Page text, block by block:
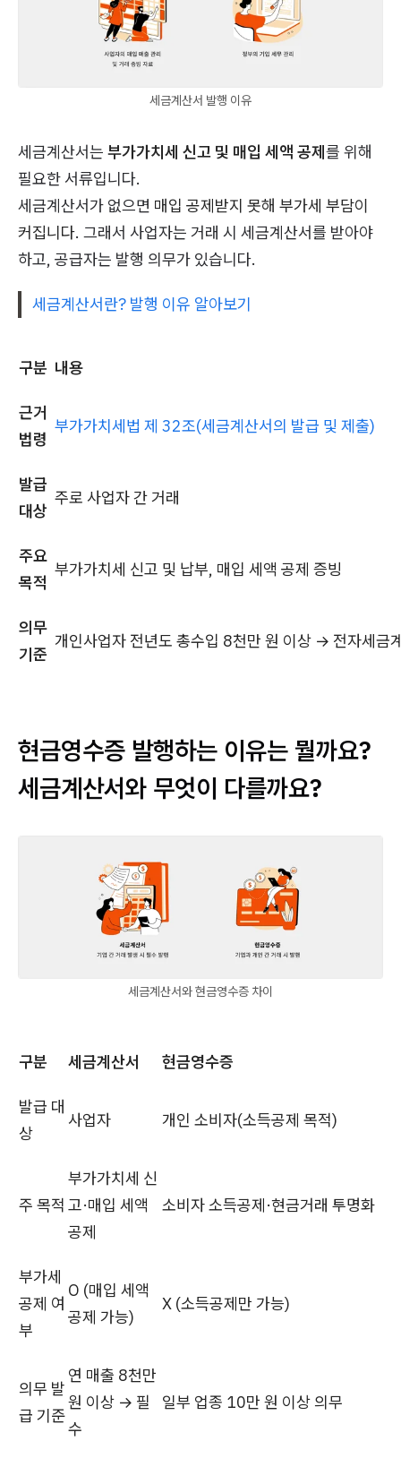
세금계산서 발행 이유
세금계산서는 부가가치세 신고 및 매입 세액 공제를 위해
필요한 서류입니다.
세금계산서가 없으면 매입 공제받지 못해 부가세 부담이
커집니다. 그래서 사업자는 거래 시 세금계산서를 받아야
하고, 공급자는 발행 의무가 있습니다.
세금계산서란? 발행 이유 알아보기
구분 내용
근거
법령
부가가치세법 제 32조(세금계산서의 발급 및 제출)
발급
대상
주로 사업자 간 거래
주요
목적
부가가치세 신고 및 납부, 매입 세액 공제 증빙
의무
기준
개인사업자 전년도 총수입 8천만 원 이상 → 전자세금
현금영수증 발행하는 이유는 뭘까요?
세금계산서와 무엇이 다를까요?
세금계산서와 현금영수증 차이
구분 세금계산서 현금영수증
발급 대
상
사업자 개인 소비자(소득공제 목적)
주 목적
부가가치세 신
고·매입 세액
공제
소비자 소득공제·현금거래 투명화
부가세
공제 여
부
O (매입 세액
공제 가능)
X (소득공제만 가능)
의무 발
급 기준
연 매출 8천만
원 이상 → 필
수
일부 업종 10만 원 이상 의무